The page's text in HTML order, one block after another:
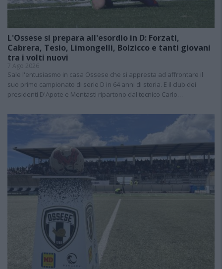
L'Ossese si prepara all'esordio in D: Forzati,
Cabrera, Tesio, Limongelli, Bolzicco e tanti giovani
tra i volti nuovi
7 Ago 2026
Sale l'entusiasmo in casa Ossese che si appresta ad affrontare il
suo primo campionato di serie D in 64 anni di storia. E il club dei
presidenti D'Apote e Mentasti ripartono dal tecnico Carlo…